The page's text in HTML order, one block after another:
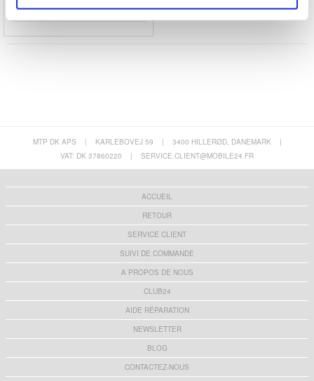
RÉFÉRENCE: 991074
MTP DK APS | KARLEBOVEJ 59 | 3400 HILLERØD, DANEMARK
|
VAT: DK 37860220
| SERVICE.CLIENT@MOBILE24.FR
ACCUEIL
RETOUR
SERVICE CLIENT
SUIVI DE COMMANDE
A PROPOS DE NOUS
CLUB24
AIDE RÉPARATION
NEWSLETTER
BLOG
CONTACTEZ-NOUS